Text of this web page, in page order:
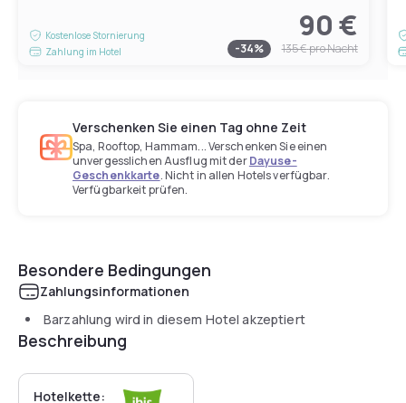
Kostenlose Stornierung
Zahlung im Hotel
90 €
-34% 135 €pro Nacht
Verschenken Sie einen Tag ohne Zeit
Spa, Rooftop, Hammam... Verschenken Sie einen
unvergesslichen Ausflug mit derDayuse-
Geschenkkarte. Nicht in allen Hotels verfügbar.
Verfügbarkeit prüfen.
Besondere Bedingungen
Zahlungsinformationen
Barzahlung wird in diesem Hotel akzeptiert
Beschreibung
Hotelkette: